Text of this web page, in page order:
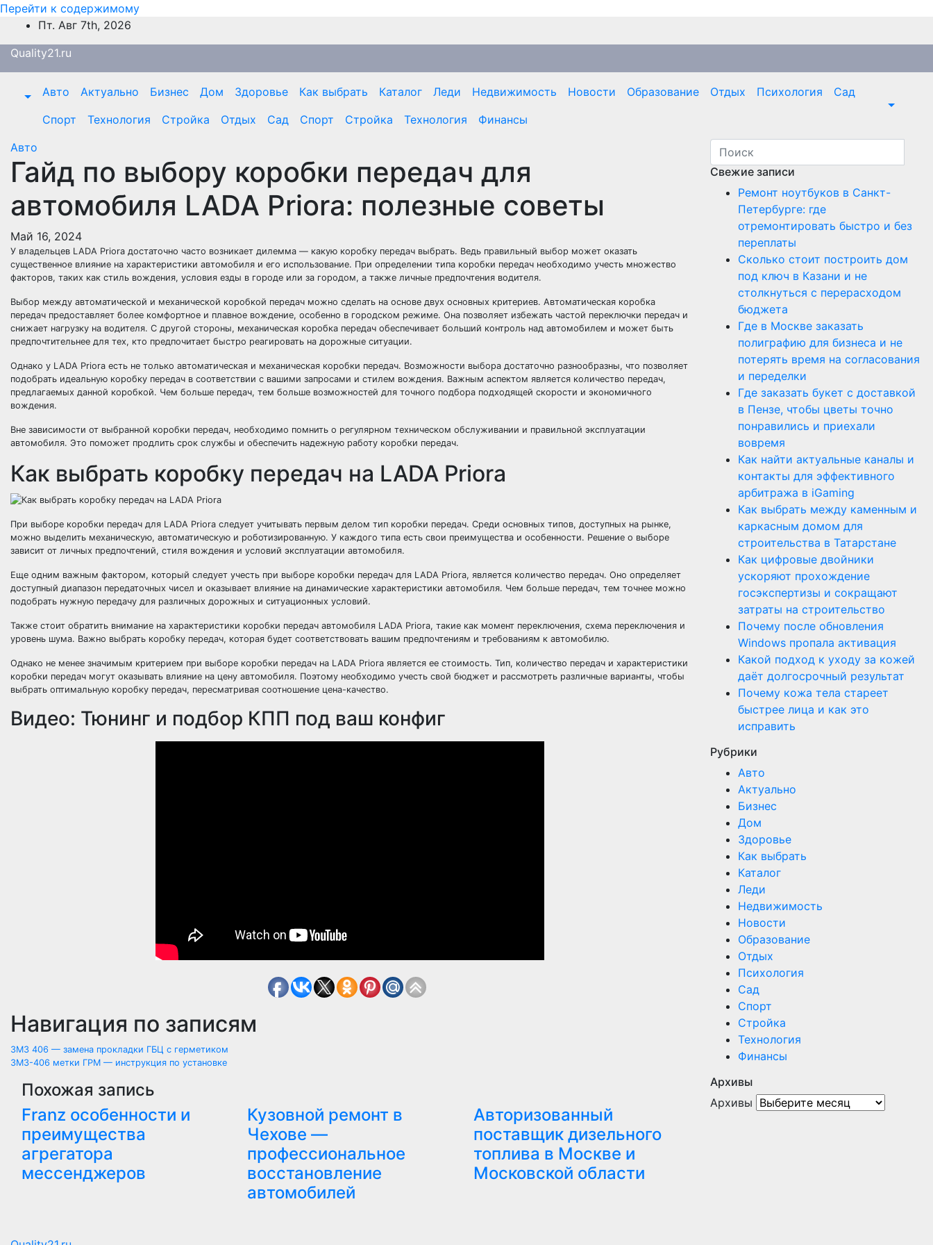
Перейти к содержимому
Пт. Авг 7th, 2026
Quality21.ru
Авто Актуально Бизнес Дом Здоровье Как выбрать Каталог Леди Недвижимость Новости Образование Отдых Психология
Сад
Спорт
Технология Стройка Отдых Сад Спорт Стройка Технология
Финансы
Авто
Гайд по выбору коробки передач для
автомобиля LADA Priora: полезные советы
Май 16, 2024
У владельцев LADA Priora достаточно часто возникает дилемма — какую коробку передач выбрать. Ведь правильный выбор может оказать
существенное влияние на характеристики автомобиля и его использование. При определении типа коробки передач необходимо учесть множество
факторов, таких как стиль вождения, условия езды в городе или за городом, а также личные предпочтения водителя.
Выбор между автоматической и механической коробкой передач можно сделать на основе двух основных критериев. Автоматическая коробка
передач предоставляет более комфортное и плавное вождение, особенно в городском режиме. Она позволяет избежать частой переключки передач и
снижает нагрузку на водителя. С другой стороны, механическая коробка передач обеспечивает больший контроль над автомобилем и может быть
предпочтительнее для тех, кто предпочитает быстро реагировать на дорожные ситуации.
Однако у LADA Priora есть не только автоматическая и механическая коробки передач. Возможности выбора достаточно разнообразны, что позволяет
подобрать идеальную коробку передач в соответствии с вашими запросами и стилем вождения. Важным аспектом является количество передач,
предлагаемых данной коробкой. Чем больше передач, тем больше возможностей для точного подбора подходящей скорости и экономичного
вождения.
Вне зависимости от выбранной коробки передач, необходимо помнить о регулярном техническом обслуживании и правильной эксплуатации
автомобиля. Это поможет продлить срок службы и обеспечить надежную работу коробки передач.
Как выбрать коробку передач на LADA Priora
При выборе коробки передач для LADA Priora следует учитывать первым делом тип коробки передач. Среди основных типов, доступных на рынке,
можно выделить механическую, автоматическую и роботизированную. У каждого типа есть свои преимущества и особенности. Решение о выборе
зависит от личных предпочтений, стиля вождения и условий эксплуатации автомобиля.
Еще одним важным фактором, который следует учесть при выборе коробки передач для LADA Priora, является количество передач. Оно определяет
доступный диапазон передаточных чисел и оказывает влияние на динамические характеристики автомобиля. Чем больше передач, тем точнее можно
подобрать нужную передачу для различных дорожных и ситуационных условий.
Также стоит обратить внимание на характеристики коробки передач автомобиля LADA Priora, такие как момент переключения, схема переключения и
уровень шума. Важно выбрать коробку передач, которая будет соответствовать вашим предпочтениям и требованиям к автомобилю.
Однако не менее значимым критерием при выборе коробки передач на LADA Priora является ее стоимость. Тип, количество передач и характеристики
коробки передач могут оказывать влияние на цену автомобиля. Поэтому необходимо учесть свой бюджет и рассмотреть различные варианты, чтобы
выбрать оптимальную коробку передач, пересматривая соотношение цена-качество.
Видео: Тюнинг и подбор КПП под ваш конфиг
Навигация по записям
ЗМЗ 406 — замена прокладки ГБЦ с герметиком
ЗМЗ-406 метки ГРМ — инструкция по установке
Похожая запись
Franz особенности и
преимущества
агрегатора
мессенджеров
Кузовной ремонт в
Чехове —
профессиональное
восстановление
автомобилей
Авторизованный
поставщик дизельного
топлива в Москве и
Московской области
Свежие записи
Ремонт ноутбуков в Санкт-
Петербурге: где
отремонтировать быстро и без
переплаты
Сколько стоит построить дом
под ключ в Казани и не
столкнуться с перерасходом
бюджета
Где в Москве заказать
полиграфию для бизнеса и не
потерять время на согласования
и переделки
Где заказать букет с доставкой
в Пензе, чтобы цветы точно
понравились и приехали
вовремя
Как найти актуальные каналы и
контакты для эффективного
арбитража в iGaming
Как выбрать между каменным и
каркасным домом для
строительства в Татарстане
Как цифровые двойники
ускоряют прохождение
госэкспертизы и сокращают
затраты на строительство
Почему после обновления
Windows пропала активация
Какой подход к уходу за кожей
даёт долгосрочный результат
Почему кожа тела стареет
быстрее лица и как это
исправить
Рубрики
Авто
Актуально
Бизнес
Дом
Здоровье
Как выбрать
Каталог
Леди
Недвижимость
Новости
Образование
Отдых
Психология
Сад
Спорт
Стройка
Технология
Финансы
Архивы
Архивы